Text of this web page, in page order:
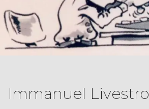
Immanuel Livestro